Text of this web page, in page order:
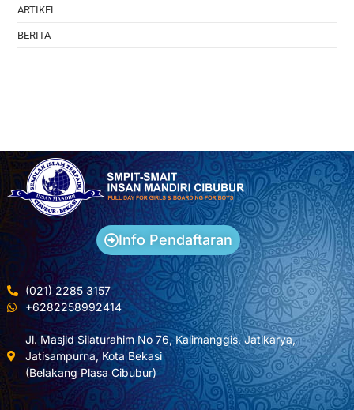
ARTIKEL
BERITA
Info Pendaftaran
(021) 2285 3157
+6282258992414
Jl. Masjid Silaturahim No 76, Kalimanggis, Jatikarya,
Jatisampurna, Kota Bekasi
(Belakang Plasa Cibubur)